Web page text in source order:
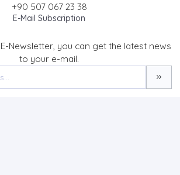
+90 507 067 23 38
E-Mail Subscription
Newsletter, you can get the latest news
to your e-mail.